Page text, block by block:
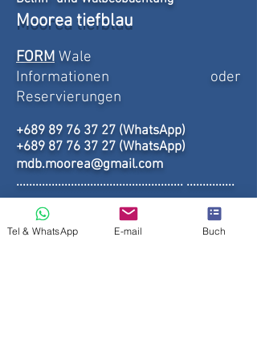
Moorea tiefblau
FORM Wale
Informationen oder
Reservierungen
+689 89 76 37 27 (WhatsApp)
+689 87 76 37 27 (WhatsApp)
mdb.moorea@gmail.com
.................................................... ...............
Tauchempfehlung
Moorea Fun Dive
.................................................... ............
Tel & WhatsApp E-mail Buch